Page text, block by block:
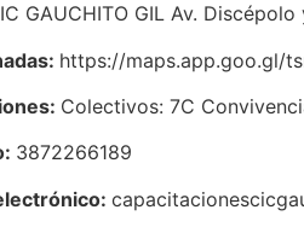
GAUCHITO GIL Av.
https://maps.app.goo.gl/
Colectivos: 7C
3872266189